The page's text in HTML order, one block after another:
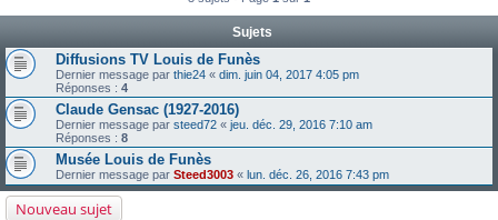
Sujets
Diffusions TV Louis de Funès
Dernier message par thie24 « dim. juin 04, 2017 4:05 pm
Réponses : 4
Claude Gensac (1927-2016)
Dernier message par steed72 « jeu. déc. 29, 2016 7:10 am
Réponses : 8
Musée Louis de Funès
Dernier message par Steed3003 « lun. déc. 26, 2016 7:43 pm
Nouveau sujet